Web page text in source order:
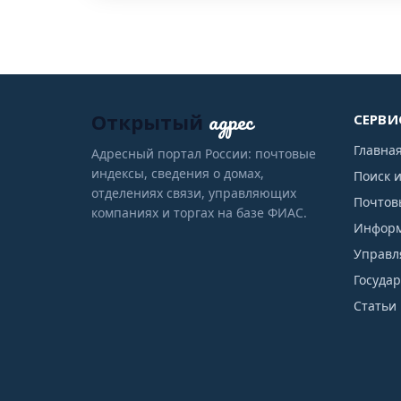
Открытый адрес
Адресный портал России: почтовые
индексы, сведения о домах,
отделениях связи, управляющих
компаниях и торгах на базе ФИАС.
Поиск
Статьи